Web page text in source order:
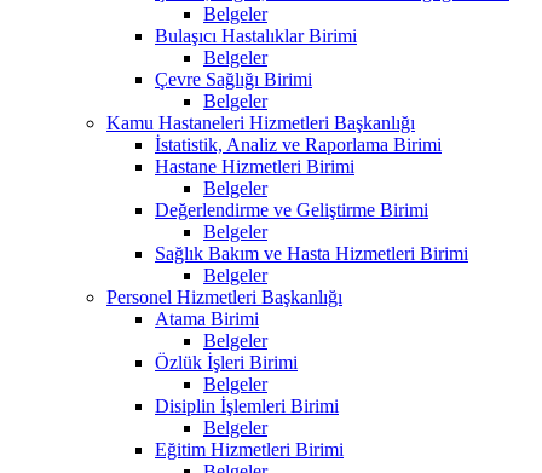
Belgeler
Bulaşıcı Hastalıklar Birimi
Belgeler
Çevre Sağlığı Birimi
Belgeler
Kamu Hastaneleri Hizmetleri Başkanlığı
İstatistik, Analiz ve Raporlama Birimi
Hastane Hizmetleri Birimi
Belgeler
Değerlendirme ve Geliştirme Birimi
Belgeler
Sağlık Bakım ve Hasta Hizmetleri Birimi
Belgeler
Personel Hizmetleri Başkanlığı
Atama Birimi
Belgeler
Özlük İşleri Birimi
Belgeler
Disiplin İşlemleri Birimi
Belgeler
Eğitim Hizmetleri Birimi